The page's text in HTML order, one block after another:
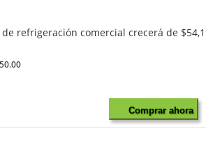
refrigeración comercial crecerá de
Comprar ahora